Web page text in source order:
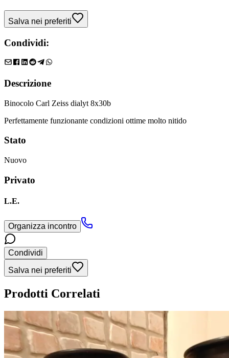
Salva nei preferiti
Condividi:
Descrizione
Binocolo Carl Zeiss dialyt 8x30b
Perfettamente funzionante condizioni ottime molto nitido
Stato
Nuovo
Privato
L.E.
Organizza incontro
Condividi
Salva nei preferiti
Prodotti Correlati